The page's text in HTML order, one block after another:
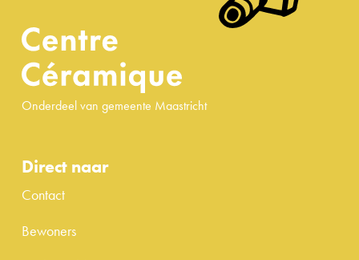
Onderdeel van gemeente Maastricht
Direct naar
Contact
Bewoners